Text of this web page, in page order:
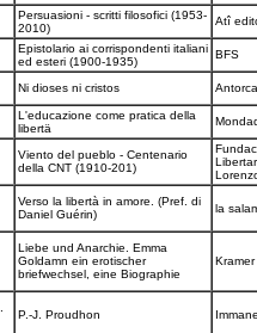
Persuasioni - scritti filosofici (1953-
2010)
Atî
Epistolario ai corrispondenti italiani
ed esteri (1900-1935)
BFS
Ni dioses ni cristos
L'educazione come pratica della
libertä
Viento del pueblo - Centenario
della CNT (1910-201)
Verso la libertà in amore. (Pref. di
Daniel Guérin)
la
Liebe und Anarchie. Emma
Goldamn ein erotischer
briefwechsel, eine Biographie
P.-J. Proudhon